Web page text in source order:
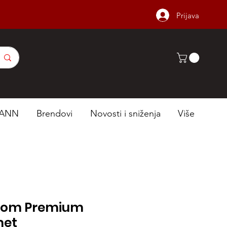
Prijava
Brendovi Novosti i sniženja Više
Premium